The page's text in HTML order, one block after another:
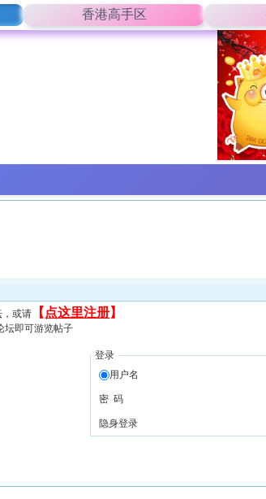
香港高手区
，或请 【 点这里注册】
坛即可游览帖子
登录
用户名
密 码
隐身登录